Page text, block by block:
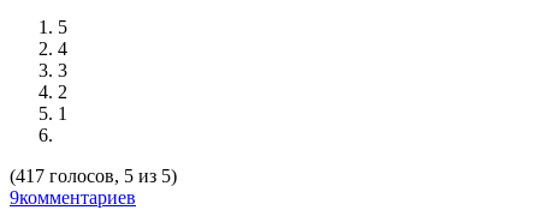
5
4
3
2
1
(417 голосов, 5 из 5)
9комментариев